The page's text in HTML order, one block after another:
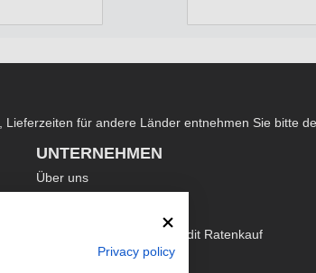
für andere Länder entnehmen Sie bitte
UNTERNEHMEN
Über uns
Kontakt
Ergänzende AGB EasyCredit Ratenkauf
Datenschutzerklärung
Privacy policy